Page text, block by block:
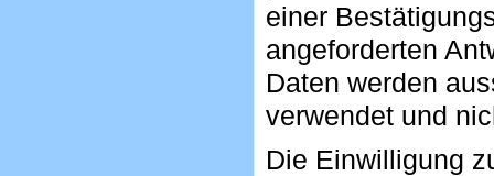
einer
angeforderten
Daten werden
verwendet und
Die Einwilligung